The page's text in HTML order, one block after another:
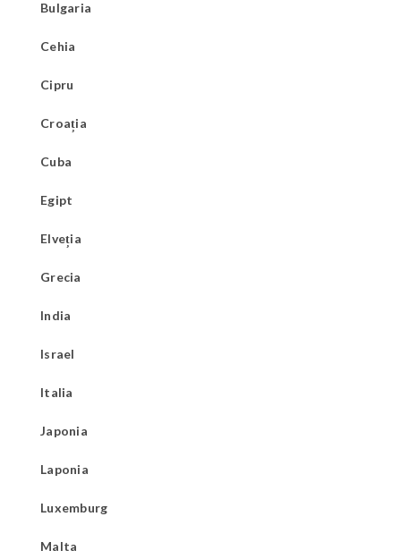
Bulgaria
Cehia
Cipru
Croația
Cuba
Egipt
Elveția
Grecia
India
Israel
Italia
Japonia
Laponia
Luxemburg
Malta